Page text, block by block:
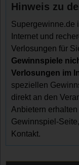
Hinweis zu
Supergewinne.de
Internet und
Verlosungen für
Gewinnspiele
Verlosungen im
speziellen
direkt an den
Anbietern
Gewinnspiel-
Kontakt.